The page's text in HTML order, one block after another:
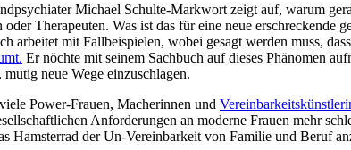
Michael Schulte-Markwort zeigt auf, warum
Therapeuten. Was ist das für eine neue erschreckende
arbeitet mit Fallbeispielen, wobei gesagt werden muss,
Er nöchte mit seinem Sachbuch auf dieses Phänomen
neue Wege einzuschlagen.
Power-Frauen, Macherinnen und
Anforderungen an moderne Frauen mehr
Hamsterrad der Un-Vereinbarkeit von Familie und Beruf